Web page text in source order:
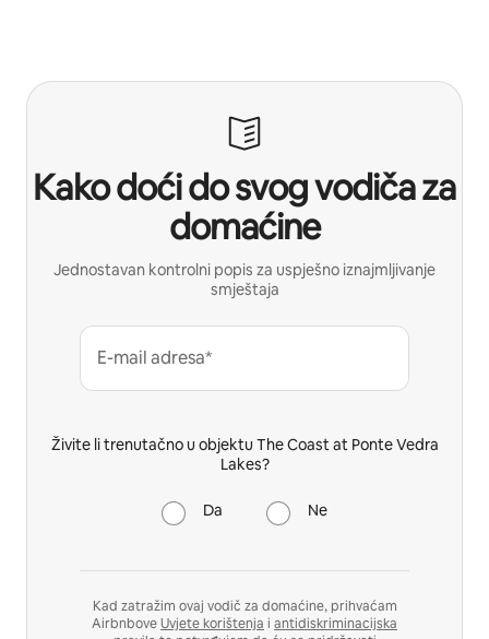
Kako doći do svog vodiča za
domaćine
Jednostavan kontrolni popis za uspješno iznajmljivanje
smještaja
E-mail adresa*
Živite li trenutačno u objektu The Coast at Ponte Vedra
Lakes?
Da Ne
Kad zatražim ovaj vodič za domaćine, prihvaćam
AirbnboveUvjete korištenja i antidiskriminacijska